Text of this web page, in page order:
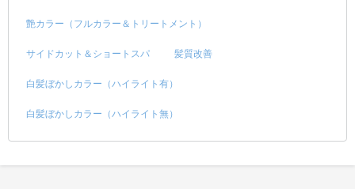
艶カラー（フルカラー＆トリートメント）
サイドカット＆ショートスパ 髪質改善
白髪ぼかしカラー（ハイライト有）
白髪ぼかしカラー（ハイライト無）